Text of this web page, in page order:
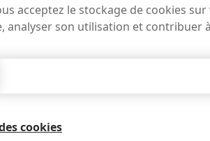
acceptez le stockage de cookies
analyser son utilisation et contribuer
cookies